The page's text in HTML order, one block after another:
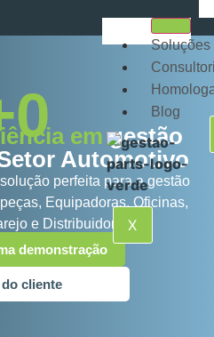
Soluções
Blog
X
0 emgestão
Automotivo
perfeita para a gestão
Equipadoras, Oficinas,
e Distribuidoras.
demonstração
cliente